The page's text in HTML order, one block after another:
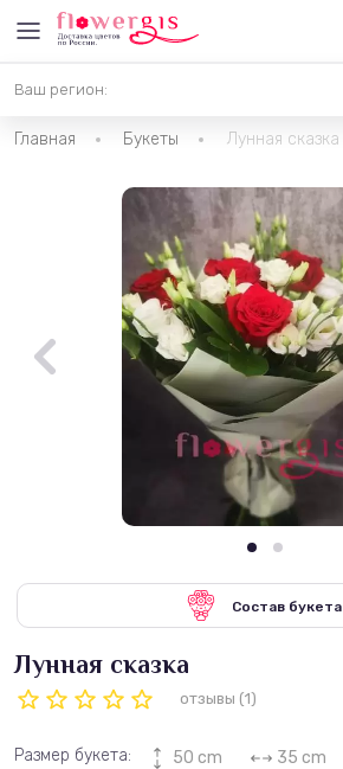
Ваш регион:
Главная Букеты Лунная сказка
Состав букета
Лунная сказка
отзывы (1)
Размер букета: 50 cm 35 cm